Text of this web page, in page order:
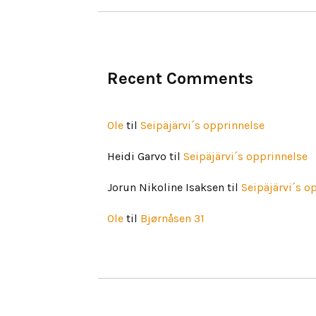
Recent Comments
Oletil Seipäjärvi´s opprinnelse
Heidi Garvo til Seipäjärvi´s opprinnelse
Jorun Nikoline Isaksen til Seipäjärvi´s
Oletil Bjørnåsen 31